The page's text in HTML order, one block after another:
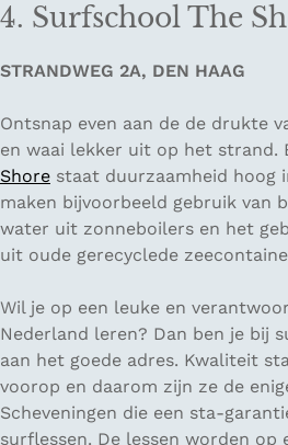
4. Surfschool The
STRANDWEG 2A, DEN HAAG
Ontsnap even aan de de drukte
en waai lekker uit op het strand.
Shore staat duurzaamheid hoog
maken bijvoorbeeld gebruik van
water uit zonneboilers en het
uit oude gerecyclede
Wil je op een leuke en
Nederland leren? Dan ben je bij
aan het goede adres. Kwaliteit
voorop en daarom zijn ze de
Scheveningen die een sta-
surflessen. De lessen worden op